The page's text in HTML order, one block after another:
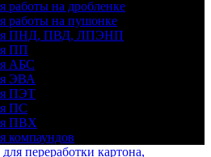
работы на дробленке
работы на пушонке
ПНД, ПВД, ЛПЭНП
ПП
АБС
ЭВА
ПЭТ
ПС
ПВХ
компаундов
переработки картона,